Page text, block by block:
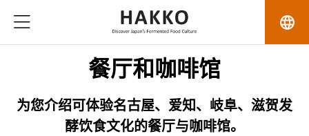
language
餐厅和咖啡馆
为您介绍可体验名古屋、爱知、岐阜、滋贺发
酵饮食文化的餐厅与咖啡馆。